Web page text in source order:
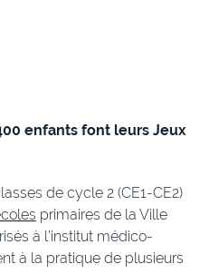
enfants font leurs Jeux
de cycle 2 (CE1-CE2)
primaires de la Ville
à l’institut médico-
à la pratique de plusieurs